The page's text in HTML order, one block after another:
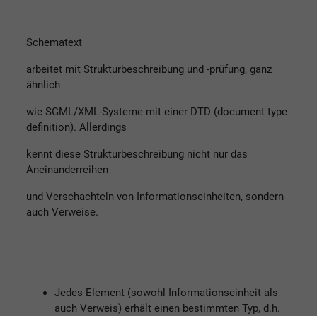
Schematext
arbeitet mit Strukturbeschreibung und -prüfung, ganz
ähnlich
wie SGML/XML-Systeme mit einer DTD (document type
definition). Allerdings
kennt diese Strukturbeschreibung nicht nur das
Aneinanderreihen
und Verschachteln von Informationseinheiten, sondern
auch Verweise.
Jedes Element (sowohl Informationseinheit als
auch Verweis) erhält einen bestimmten Typ, d.h.